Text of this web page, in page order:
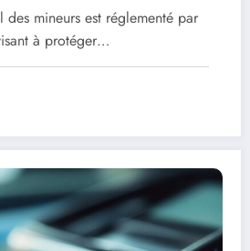
des mineurs est réglementé par
à protéger…